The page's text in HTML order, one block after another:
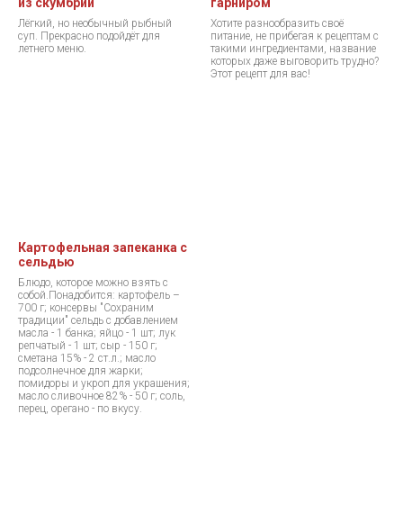
Лёгкий, но необычный рыбный
суп. Прекрасно подойдёт для
летнего меню.
Хотите разнообразить своё
питание, не прибегая к рецептам с
такими ингредиентами, название
которых даже выговорить трудно?
Этот рецепт для вас!
Картофельная запеканка с
сельдью
Блюдо, которое можно взять с
собой.Понадобится: картофель –
700 г; консервы "Сохраним
традиции" сельдь с добавлением
масла - 1 банка; яйцо - 1 шт; лук
репчатый - 1 шт; сыр - 150 г;
сметана 15% - 2 ст.л.; масло
подсолнечное для жарки;
помидоры и укроп для украшения;
масло сливочное 82% - 50 г; соль,
перец, орегано - по вкусу.